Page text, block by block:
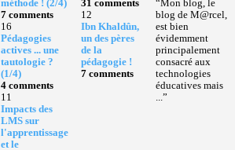
méthode ! (2/4)
7 comments
16
Pédagogies
actives ... une
tautologie ?
(1/4)
4 comments
11
Impacts des
LMS sur
l'apprentissage
et le
31 comments
12
Ibn Khaldûn,
un des pères
de la
pédagogie !
7 comments
“Mon blog, le
blog de M@rcel,
est bien
évidemment
principalement
consacré aux
technologies
éducatives mais
...”